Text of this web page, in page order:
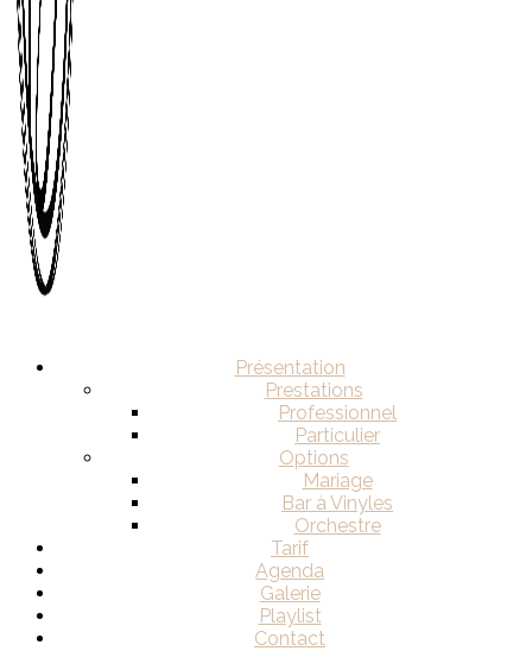
Présentation
Prestations
Professionnel
Particulier
Options
Mariage
Bar à Vinyles
Orchestre
Tarif
Agenda
Galerie
Playlist
Contact